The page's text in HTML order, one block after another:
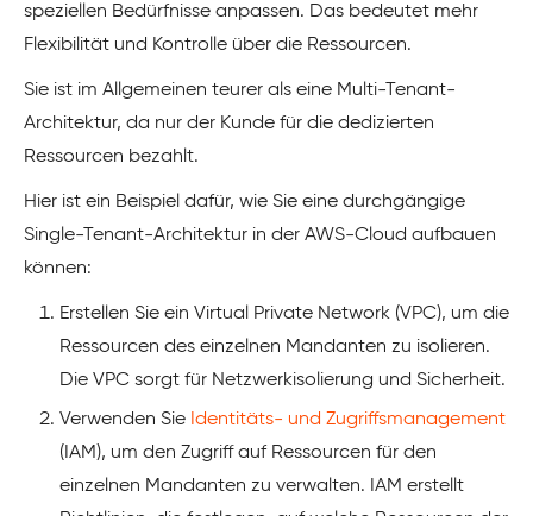
speziellen Bedürfnisse anpassen. Das bedeutet mehr
Flexibilität und Kontrolle über die Ressourcen.
Sie ist im Allgemeinen teurer als eine Multi-Tenant-
Architektur, da nur der Kunde für die dedizierten
Ressourcen bezahlt.
Hier ist ein Beispiel dafür, wie Sie eine durchgängige
Single-Tenant-Architektur in der AWS-Cloud aufbauen
können:
Erstellen Sie ein Virtual Private Network (VPC), um die
Ressourcen des einzelnen Mandanten zu isolieren.
Die VPC sorgt für Netzwerkisolierung und Sicherheit.
Verwenden Sie Identitäts- und Zugriffsmanagement
(IAM), um den Zugriff auf Ressourcen für den
einzelnen Mandanten zu verwalten. IAM erstellt